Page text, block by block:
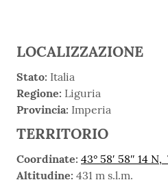
LOCALIZZAZIONE
Stato: Italia
Regione: Liguria
Provincia: Imperia
TERRITORIO
Coordinate: 43° 58′ 58″ 14 N,
Altitudine: 431 m s.l.m.